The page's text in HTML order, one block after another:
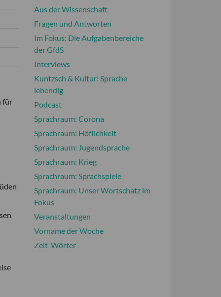
für
Aus der Wissenschaft
Fragen und Antworten
Im Fokus: Die Aufgabenbereiche
der GfdS
Interviews
Kuntzsch & Kultur: Sprache
lebendig
Podcast
Sprachraum: Corona
Sprachraum: Höflichkeit
Sprachraum: Jugendsprache
Sprachraum: Krieg
Sprachraum: Sprachspiele
Sprachraum: Unser Wortschatz im
Fokus
Veranstaltungen
Vorname der Woche
Zeit-Wörter